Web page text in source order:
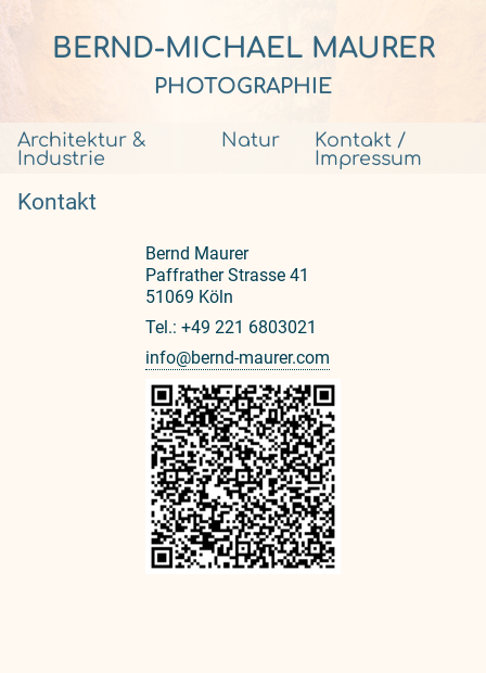
BERND-MICHAEL MAURER
PHOTOGRAPHIE
Architektur &
Industrie
Natur
Kontakt /
Impressum
Kontakt
Bernd Maurer
Paffrather Strasse 41
51069 Köln
Tel.: +49 221 6803021
info@bernd-maurer.com